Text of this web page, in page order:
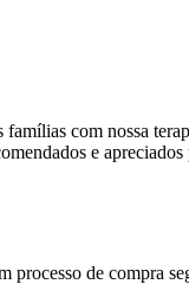
com nossa
e
processo de